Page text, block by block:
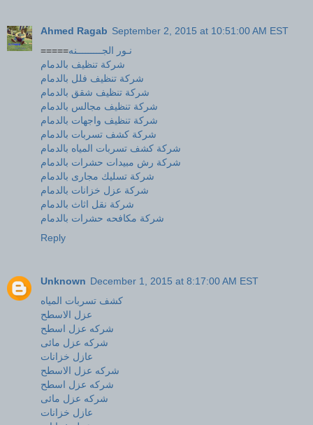
Ahmed Ragab September 2, 2015 at 10:51:00 AM EST
=====نـور الجـــــــــنه
شركة تنظيف بالدمام
شركة تنظيف فلل بالدمام
شركة تنظيف شقق بالدمام
شركة تنظيف مجالس بالدمام
شركة تنظيف واجهات بالدمام
شركة كشف تسربات بالدمام
شركة كشف تسربات المياه بالدمام
شركة رش مبيدات حشرات بالدمام
شركة تسليك مجارى بالدمام
شركة عزل خزانات بالدمام
شركة نقل اثاث بالدمام
شركة مكافحه حشرات بالدمام
Reply
Unknown December 1, 2015 at 8:17:00 AM EST
كشف تسربات المياه
عزل الاسطح
شركه عزل اسطح
شركه عزل مائى
عازل خزانات
شركه عزل الاسطح
شركه عزل اسطح
شركه عزل مائى
عازل خزانات